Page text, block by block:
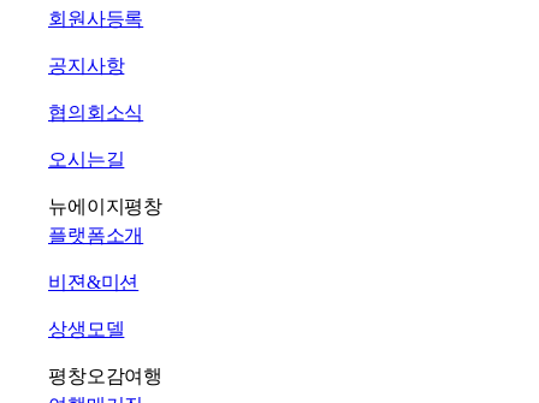
회원사등록
공지사항
협의회소식
오시는길
뉴에이지평창
플랫폼소개
비젼&미션
상생모델
평창오감여행